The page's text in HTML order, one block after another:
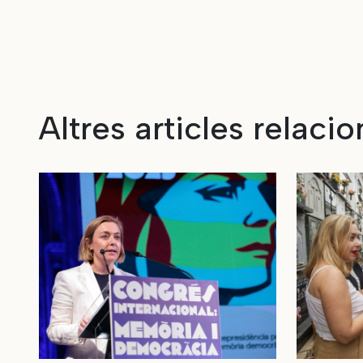
Altres articles